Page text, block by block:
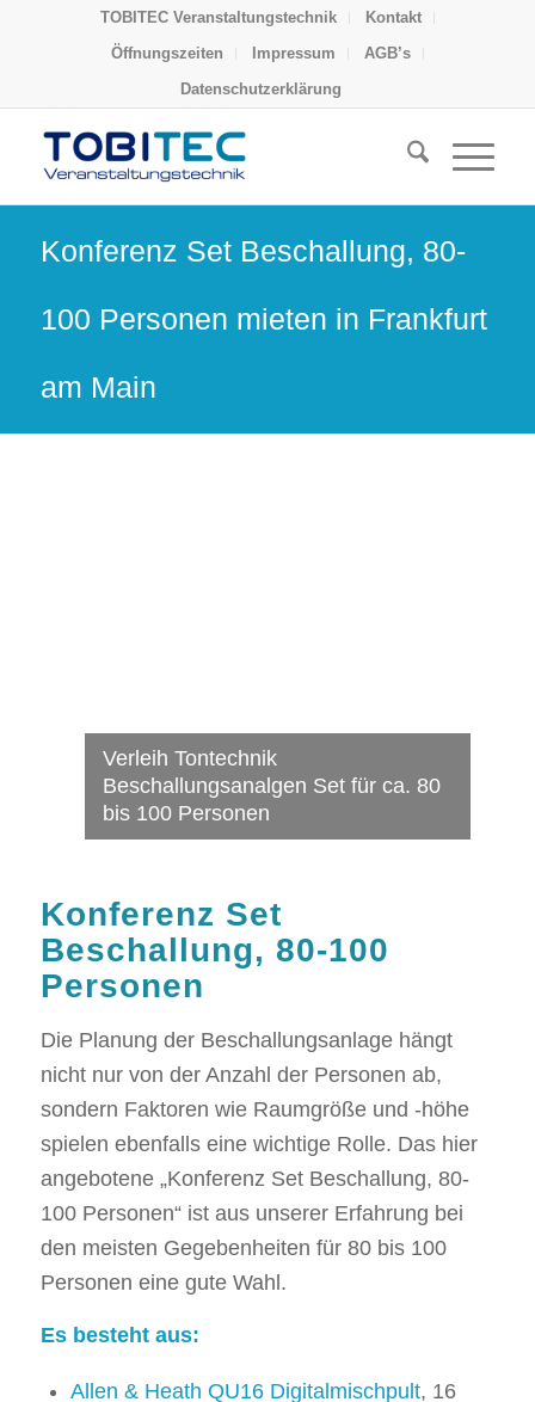
TOBITEC Veranstaltungstechnik
Kontakt
Öffnungszeiten
Impressum
AGB’s
Datenschutzerklärung
Konferenz Set Beschallung, 80-
100 Personen mieten in Frankfurt
am Main
Verleih Tontechnik
Beschallungsanalgen Set für ca. 80
bis 100 Personen
Konferenz Set
Beschallung, 80-100
Personen
Die Planung der Beschallungsanlage hängt
nicht nur von der Anzahl der Personen ab,
sondern Faktoren wie Raumgröße und -höhe
spielen ebenfalls eine wichtige Rolle. Das hier
angebotene „Konferenz Set Beschallung, 80-
100 Personen“ ist aus unserer Erfahrung bei
den meisten Gegebenheiten für 80 bis 100
Personen eine gute Wahl.
Es besteht aus:
Allen & Heath QU16 Digitalmischpult, 16